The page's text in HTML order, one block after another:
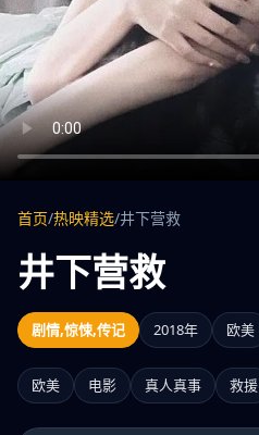
首页/热映精选/井下营救
井下营救
剧情,惊悚,传记 2018年 欧美
欧美 电影 真人真事 救援